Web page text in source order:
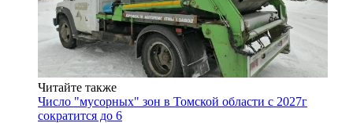
Читайте также
Число "мусорных" зон в Томской области с 2027г
сократится до 6